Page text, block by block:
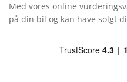
Med vores online
på din bil og kan have solgt